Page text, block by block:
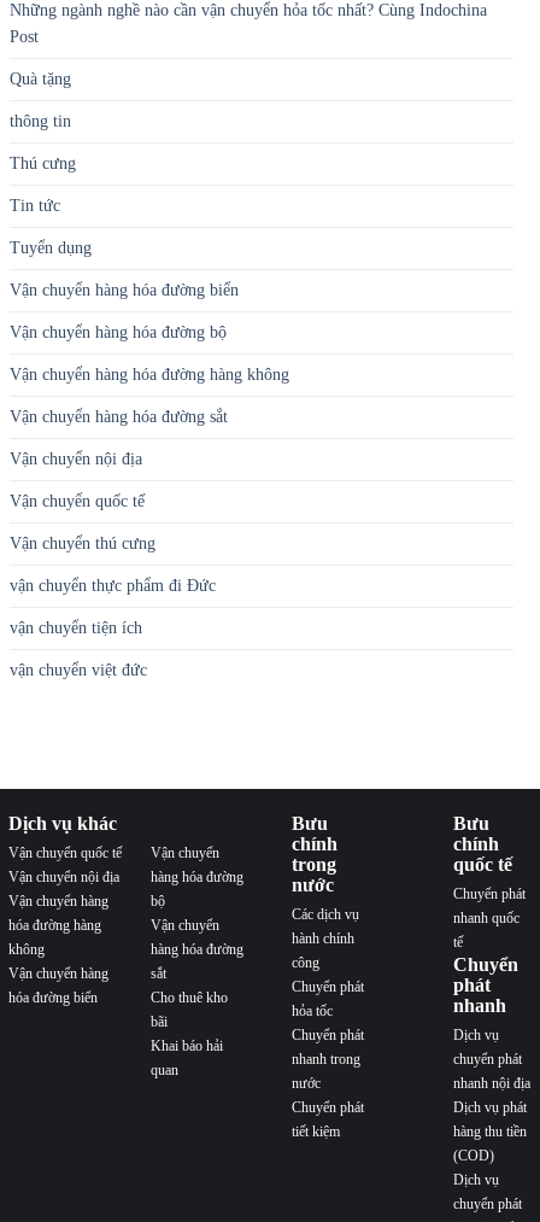
Những ngành nghề nào cần vận chuyển hỏa tốc nhất? Cùng Indochina
Post
Quà tặng
thông tin
Thú cưng
Tin tức
Tuyển dụng
Vận chuyển hàng hóa đường biển
Vận chuyển hàng hóa đường bộ
Vận chuyển hàng hóa đường hàng không
Vận chuyển hàng hóa đường sắt
Vận chuyển nội địa
Vận chuyển quốc tế
Vận chuyển thú cưng
vận chuyển thực phẩm đi Đức
vận chuyển tiện ích
vận chuyển việt đức
Dịch vụ khác
Vận chuyển quốc tế
Vận chuyển nội địa
Vận chuyển hàng
hóa đường hàng
không
Vận chuyển hàng
hóa đường biển
Vận chuyển
hàng hóa đường
bộ
Vận chuyển
hàng hóa đường
sắt
Cho thuê kho
bãi
Khai báo hải
quan
Bưu
chính
trong
nước
Các dịch vụ
hành chính
công
Chuyển phát
hỏa tốc
Chuyển phát
nhanh trong
nước
Chuyển phát
tiết kiệm
Bưu
chính
quốc tế
Chuyển phát
nhanh quốc
tế
Chuyển
phát
nhanh
Dịch vụ
chuyển phát
nhanh nội địa
Dịch vụ phát
hàng thu tiền
(COD)
Dịch vụ
chuyển phát